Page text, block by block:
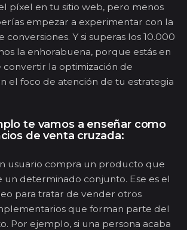
píxel en tu sitio web, pero menos
empezar a experimentar con la
conversiones. Y si superas los 10.000
la enhorabuena, porque estás en
convertir la optimización de
el foco de atención de tu estrategia
te vamos a enseñar como
de venta cruzada:
usuario compra un producto que
determinado conjunto. Ese es el
para tratar de vender otros
que forman parte del
Por ejemplo, si una persona acaba